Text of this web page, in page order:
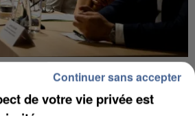
DE-FRANCE LANCE UN ÉLAN
LES...
de votre vie privée est
Continuer sans accepter